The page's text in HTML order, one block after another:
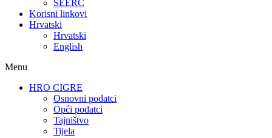
SEERC
Korisni linkovi
Hrvatski
Hrvatski
English
Menu
HRO CIGRE
Osnovni podatci​
Opći podatci
Tajništvo
Tijela